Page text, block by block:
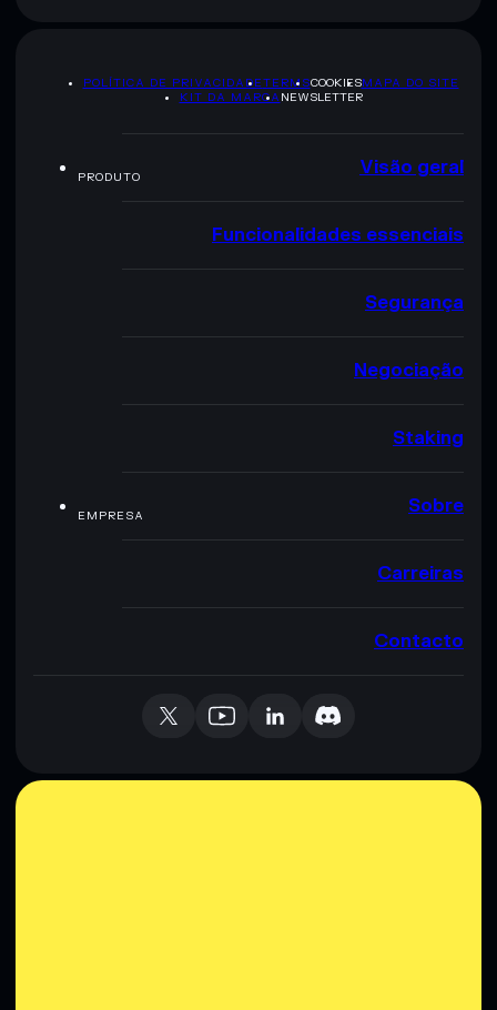
POLÍTICA DE PRIVACIDADETERMSCOOKIESMAPA DO SITE
KIT DA MARCA NEWSLETTER
PRODUTO Visão geral
Funcionalidades essenciais
Segurança
Negociação
Staking
EMPRESA Sobre
Carreiras
Contacto